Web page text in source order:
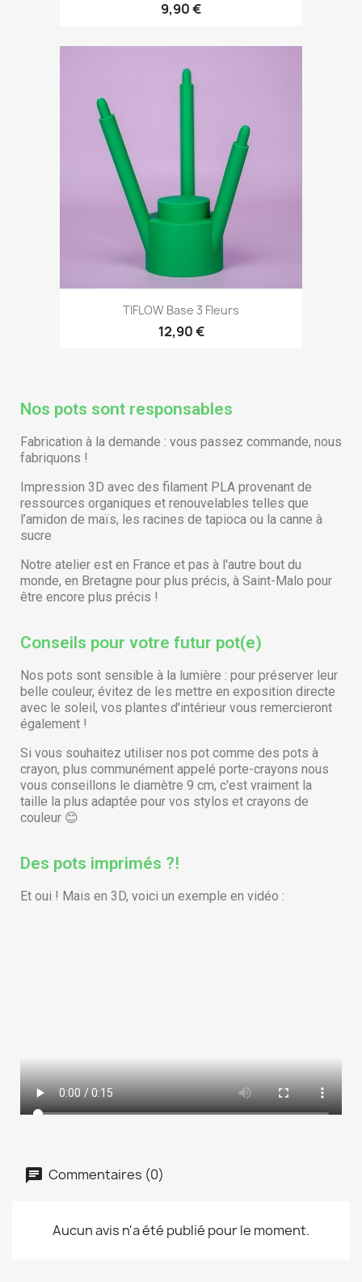
9,90 €
TIFLOW Base 3 Fleurs
12,90 €
Nos pots sont responsables
Fabrication à la demande : vous passez commande, nous
fabriquons !
Impression 3D avec des filament PLA provenant de
ressources organiques et renouvelables telles que
l’amidon de maïs, les racines de tapioca ou la canne à
sucre
Notre atelier est en France et pas à l'autre bout du
monde, en Bretagne pour plus précis, à Saint-Malo pour
être encore plus précis !
Conseils pour votre futur pot(e)
Nos pots sont sensible à la lumière : pour préserver leur
belle couleur, évitez de les mettre en exposition directe
avec le soleil, vos plantes d'intérieur vous remercieront
également !
Si vous souhaitez utiliser nos pot comme des pots à
crayon, plus communément appelé porte-crayons nous
vous conseillons le diamètre 9 cm, c'est vraiment la
taille la plus adaptée pour vos stylos et crayons de
couleur 😊
Des pots imprimés ?!
Et oui ! Mais en 3D, voici un exemple en vidéo :
Commentaires (0)
Aucun avis n'a été publié pour le moment.